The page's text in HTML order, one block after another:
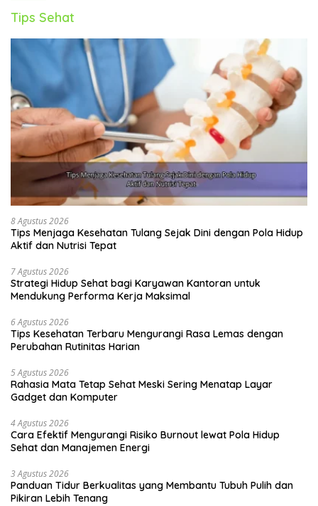
Tips Sehat
8 Agustus 2026
Tips Menjaga Kesehatan Tulang Sejak Dini dengan Pola Hidup
Aktif dan Nutrisi Tepat
7 Agustus 2026
Strategi Hidup Sehat bagi Karyawan Kantoran untuk
Mendukung Performa Kerja Maksimal
6 Agustus 2026
Tips Kesehatan Terbaru Mengurangi Rasa Lemas dengan
Perubahan Rutinitas Harian
5 Agustus 2026
Rahasia Mata Tetap Sehat Meski Sering Menatap Layar
Gadget dan Komputer
4 Agustus 2026
Cara Efektif Mengurangi Risiko Burnout lewat Pola Hidup
Sehat dan Manajemen Energi
3 Agustus 2026
Panduan Tidur Berkualitas yang Membantu Tubuh Pulih dan
Pikiran Lebih Tenang